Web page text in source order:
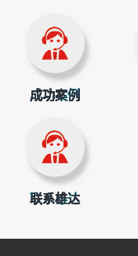
成功案例
联系雄达